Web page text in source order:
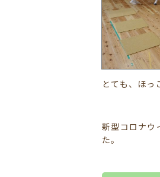
とても、ほっ
新型コロナウ
た。